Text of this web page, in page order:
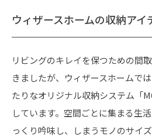
ウィザースホームの収納アイ
リビングのキレイを保つための間
きましたが、ウィザースホームで
たりなオリジナル収納システム「
しています。空間ごとに集まる生
っくり吟味し、しまうモノのサイ